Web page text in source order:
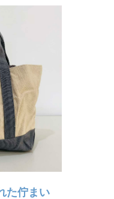
た佇まい